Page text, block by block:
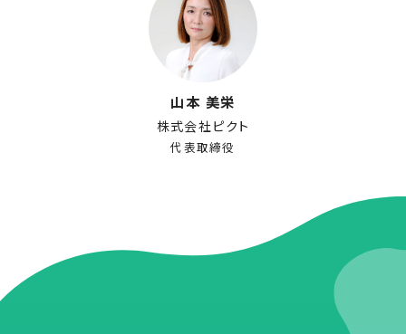
山本 美栄
株式会社ピクト
代表取締役